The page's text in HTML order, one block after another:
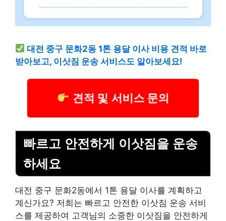
대전 중구 문화2동 1톤 용달 이사 비용 견적 바로
받아보고, 이삿짐 운송 서비스도 알아보세요!
견적 및 서비스 문의
빠르고 안전하게 이삿짐을 운송
하세요
대전 중구 문화2동에서 1톤 용달 이사를 계획하고
계신가요? 저희는 빠르고 안전한 이삿짐 운송 서비
스를 제공하여 고객님의 소중한 이삿짐을 안전하게